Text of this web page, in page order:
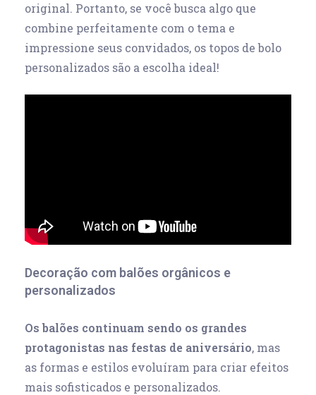
original. Portanto, se você busca algo que
combine perfeitamente com o tema e
impressione seus convidados, os topos de bolo
personalizados são a escolha ideal!
Decoração com balões orgânicos e
personalizados
Os balões continuam sendo os grandes
protagonistas nas festas de aniversário, mas
as formas e estilos evoluíram para criar efeitos
mais sofisticados e personalizados.